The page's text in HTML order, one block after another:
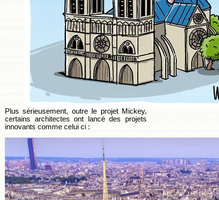
Plus sérieusement, outre le projet Mickey,
certains architectes ont lancé des projets
innovants comme celui ci :